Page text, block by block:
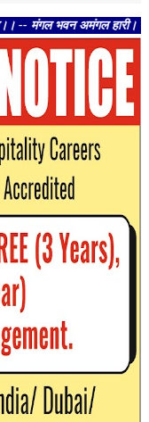
अमंगल हारी। द्रवहु